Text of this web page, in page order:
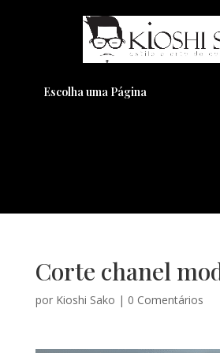
Escolha uma Página
Corte chanel
por Kioshi Sako | 0 Comentários
Pensando em
Visual??